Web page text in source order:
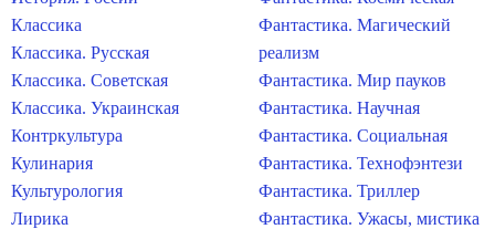
Классика
Классика. Русская
Классика. Советская
Классика. Украинская
Контркультура
Кулинария
Культурология
Лирика
Фантастика. Магический
реализм
Фантастика. Мир пауков
Фантастика. Научная
Фантастика. Социальная
Фантастика. Технофэнтези
Фантастика. Триллер
Фантастика. Ужасы, мистика